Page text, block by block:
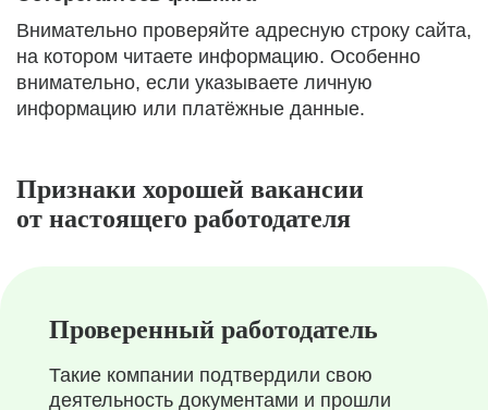
Внимательно проверяйте адресную строку сайта,
на котором читаете информацию. Особенно
внимательно, если указываете личную
информацию или платёжные данные.
Признаки хорошей вакансии
от настоящего работодателя
Проверенный работодатель
Такие компании подтвердили свою
деятельность документами и прошли